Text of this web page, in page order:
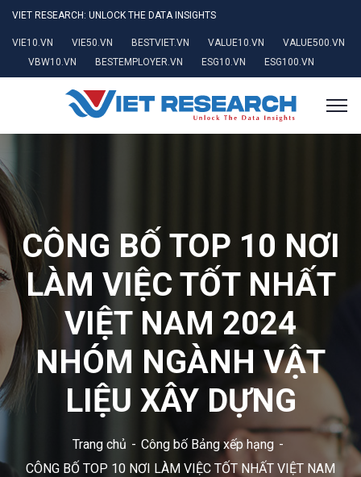
VIET RESEARCH: UNLOCK THE DATA INSIGHTS
VIE10.VN VIE50.VN BESTVIET.VN VALUE10.VN
VALUE500.VN
VBW10.VN
BESTEMPLOYER.VN ESG10.VN ESG100.VN
CÔNG BỐ TOP 10 NƠI
LÀM VIỆC TỐT NHẤT
VIỆT NAM 2024
NHÓM NGÀNH VẬT
LIỆU XÂY DỰNG
Trang chủ
Công bố Bảng xếp hạng
CÔNG BỐ TOP 10 NƠI LÀM VIỆC TỐT NHẤT VIỆT NAM